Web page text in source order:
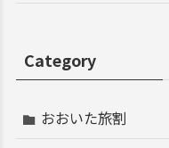
Category
おおいた旅割